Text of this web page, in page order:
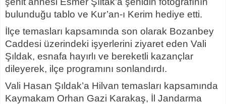
bulunduğu tablo ve Kur’an-ı Kerim hediye etti.
İlçe temasları kapsamında son olarak Bozanbey
Caddesi üzerindeki işyerlerini ziyaret eden Vali
Şıldak, esnafa hayırlı ve bereketli kazançlar
dileyerek, ilçe programını sonlandırdı.
Vali Hasan Şıldak’a Hilvan temasları kapsamında
Kaymakam Orhan Gazi Karakaş, İl Jandarma